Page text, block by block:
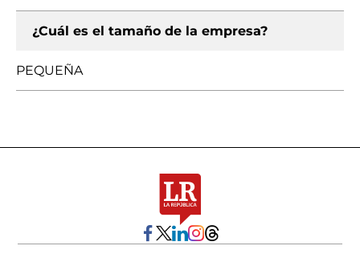
¿Cuál es el tamaño de la empresa?
PEQUEÑA